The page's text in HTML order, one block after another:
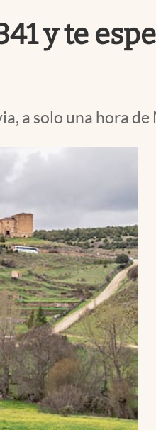
y te
a solo una hora de